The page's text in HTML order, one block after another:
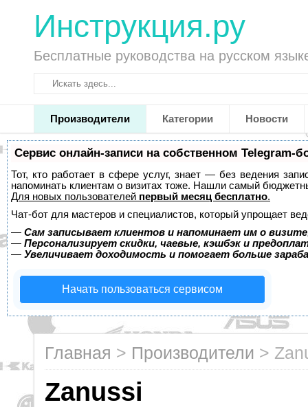
Инструкция.ру
Бесплатные руководства на русском
Производители Категории Новости
Сервис онлайн-записи на собственном Telegram-
Тот, кто работает в сфере услуг, знает — без ведения
напоминать клиентам о визитах тоже. Нашли самый
Для новых пользователей первый месяц бесплатно.
Чат-бот для мастеров и специалистов, который упрощает
— Сам записывает клиентов и напоминает им о
— Персонализирует скидки, чаевые, кэшбэк и
— Увеличивает доходимость и помогает больше
Начать пользоваться сервисом
Главная > Производители >
Zanussi